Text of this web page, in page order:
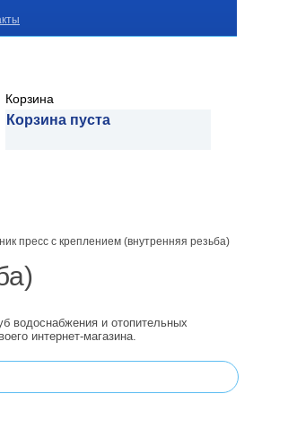
Корзина
Корзина пуста
пресс с креплением (внутренняя резьба)
водоснабжения и отопительных
интернет-магазина.